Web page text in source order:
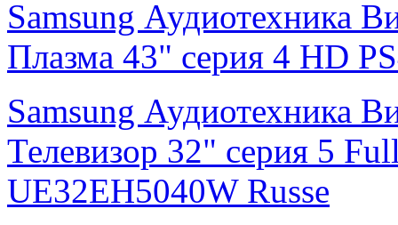
Samsung Аудиотехника
Плазма 43" cерия 4 HD
Samsung Аудиотехника
Телевизор 32" серия 5
UE32EH5040W Russe